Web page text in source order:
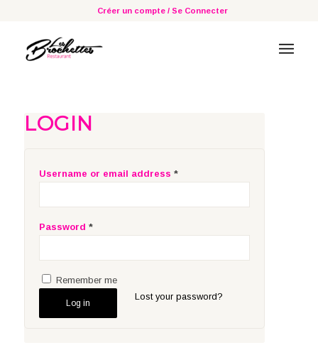
Créer un compte / Se Connecter
LOGIN
Username or email address *
Password *
Remember me
Log in
Lost your password?